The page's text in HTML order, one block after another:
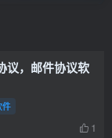
议，邮件协议软
件
1